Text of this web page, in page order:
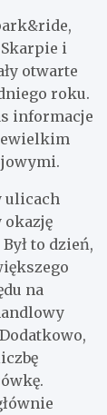
i
otwarte
roku.
informacje
ulicach
to dzień,
na